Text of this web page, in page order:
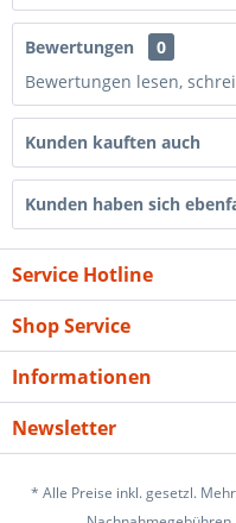
Bewertungen
0
Bewertungen lesen,
Kunden kauften auch
Kunden haben sich
Service Hotline
Shop Service
Informationen
Newsletter
* Alle Preise inkl. gesetzl.